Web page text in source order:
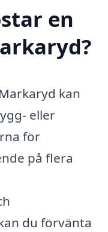
en
kan
eller
för
på flera
du förvänta